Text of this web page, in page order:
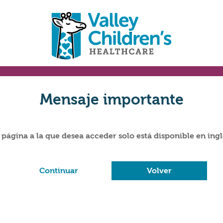
Mensaje importante
página a la que desea acceder solo está disponible en
Continuar Volver